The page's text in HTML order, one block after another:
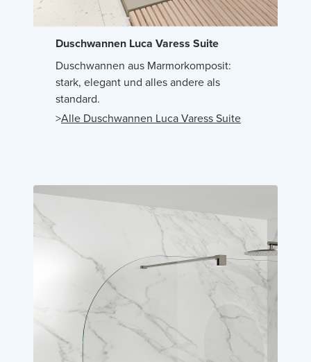
Duschwannen Luca Varess Suite
Duschwannen aus Marmorkomposit:
stark, elegant und alles andere als
standard.
>Alle Duschwannen Luca Varess Suite